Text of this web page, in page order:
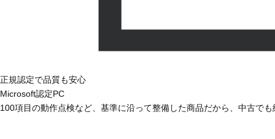
正規認定で品質も安心
Microsoft認定PC
100項目の動作点検など、基準に沿って整備した商品だから、中古で